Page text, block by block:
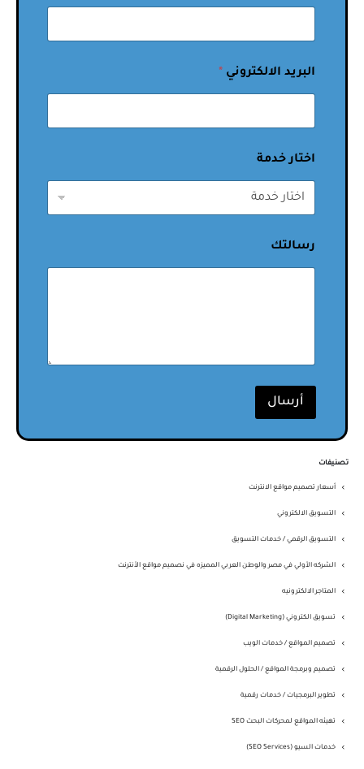
البريد الالكتروني *
اختار خدمة
رسالتك
أرسال
تصنيفات
أسعار تصميم مواقع الانترنت
التسويق الالكتروني
التسويق الرقمي / خدمات التسويق
الشركه الأولي في مصر والوطن العربي المميزه في نصميم مواقع الأنترنت
المتاجر الالكترونيه
تسويق الكتروني (Digital Marketing)
تصميم المواقع / خدمات الويب
تصميم وبرمجة المواقع / الحلول الرقمية
تطوير البرمجيات / خدمات رقمية
تهيئه المواقع لمحركات البحث SEO
خدمات السيو (SEO Services)